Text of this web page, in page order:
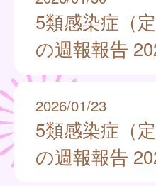
5類感染症（
の週報報告
2026/01/23
5類感染症（
の週報報告